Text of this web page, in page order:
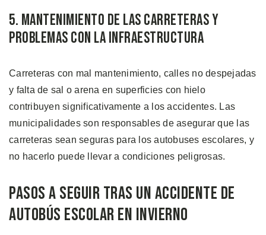
5. Mantenimiento de las Carreteras y
Problemas con la Infraestructura
Carreteras con mal mantenimiento, calles no despejadas
y falta de sal o arena en superficies con hielo
contribuyen significativamente a los accidentes. Las
municipalidades son responsables de asegurar que las
carreteras sean seguras para los autobuses escolares, y
no hacerlo puede llevar a condiciones peligrosas.
Pasos a Seguir tras un Accidente de
Autobús Escolar en Invierno